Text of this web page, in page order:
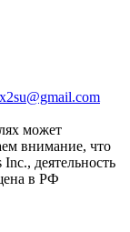
может
внимание, что
деятельность
в РФ